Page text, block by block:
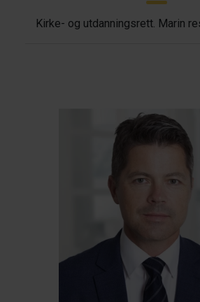
Kirke- og utdanningsrett. Marin